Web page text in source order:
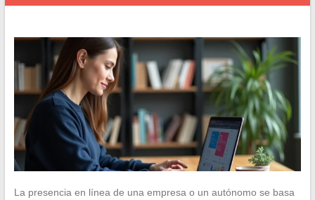
La presencia en línea de una empresa o un autónomo se basa